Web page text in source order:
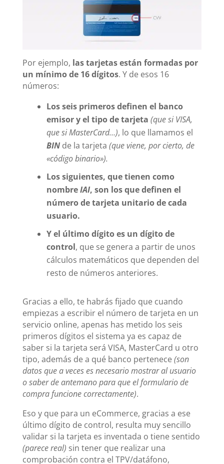
Por ejemplo, las tarjetas están formadas por
un mínimo de 16 dígitos. Y de esos 16
números:
Los seis primeros definen el banco
emisor y el tipo de tarjeta (que si VISA,
que si MasterCard…), lo que llamamos el
BIN de la tarjeta (que viene, por cierto, de
«código binario»).
Los siguientes, que tienen como
nombreIAI, son los que definen el
número de tarjeta unitario de cada
usuario.
Y el último dígito es un dígito de
control, que se genera a partir de unos
cálculos matemáticos que dependen del
resto de números anteriores.
Gracias a ello, te habrás fijado que cuando
empiezas a escribir el número de tarjeta en un
servicio online, apenas has metido los seis
primeros dígitos el sistema ya es capaz de
saber si la tarjeta será VISA, MasterCard u otro
tipo, además de a qué banco pertenece(son
datos que a veces es necesario mostrar al usuario
o saber de antemano para que el formulario de
compra funcione correctamente).
Eso y que para un eCommerce, gracias a ese
último dígito de control, resulta muy sencillo
validar si la tarjeta es inventada o tiene sentido
(parece real) sin tener que realizar una
comprobación contra el TPV/datáfono,